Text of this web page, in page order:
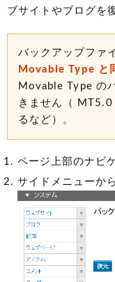
ブサイトやブログを
バックアップファ
Movable Type と
Movable Type の
きません（
るなど）。
ページ上部のナビ
サイドメニューか